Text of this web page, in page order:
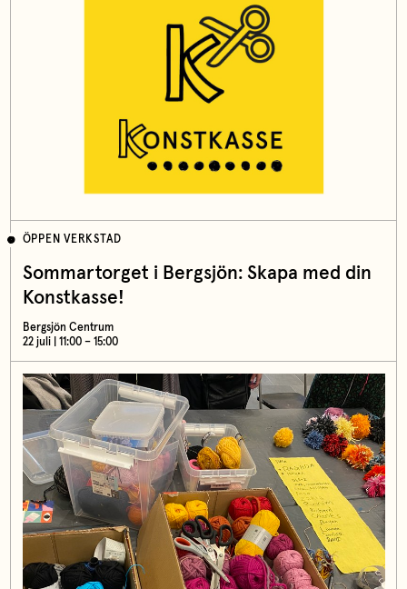
ÖPPEN VERKSTAD
Sommartorget i Bergsjön: Skapa med din
Konstkasse!
Bergsjön Centrum
22 juli | 11:00 – 15:00